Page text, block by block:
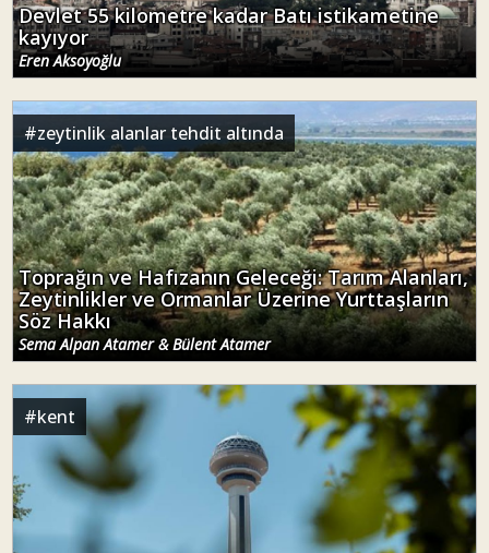
Devlet 55 kilometre kadar Batı istikametine
kayıyor
Eren Aksoyoğlu
#zeytinlik alanlar tehdit altında
Toprağın ve Hafızanın Geleceği: Tarım Alanları,
Zeytinlikler ve Ormanlar Üzerine Yurttaşların
Söz Hakkı
Sema Alpan Atamer & Bülent Atamer
#kent